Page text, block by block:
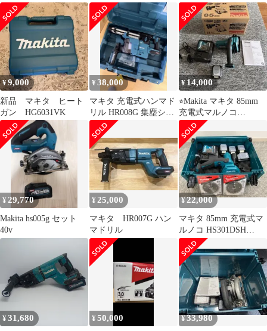
HR011GZK
¥9,000
新品 マキタ ヒート
ガン HG6031VK
¥38,000
マキタ 充電式ハンマド
リル HR008G 集塵シス
テム付
¥14,000
⭐︎Makita マキタ 85mm
充電式マルノコ
HS301DSH⭐︎
¥29,770
Makita hs005g セット
40v
¥25,000
マキタ HR007G ハン
マドリル
¥22,000
マキタ 85mm 充電式マ
ルノコ HS301DSH
10.8V フルセット+α❣
¥31,680 ¥50,000 ¥33,980